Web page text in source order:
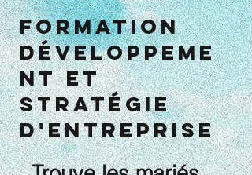
Formation
développeme
nt et
stratégie
d'entreprise